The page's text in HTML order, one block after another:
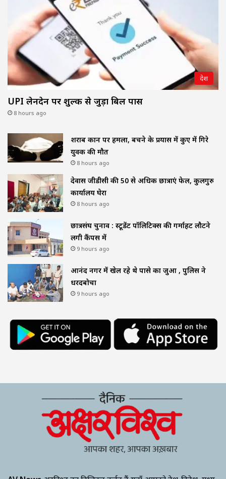
देश
UPI लेनदेन पर शुल्क से जुड़ा बिल पास
8 hours ago
शराब दुकान पर हमला, बचने के प्रयास में कुए में गिरे
युवक की मौत
8 hours ago
देवास जीडीसी की 50 से अधिक छात्राएं फेल, कुलगुरु
कार्यालय घेरा
8 hours ago
छात्रसंघ चुनाव : स्टूडेंट पॉलिटिक्स की गर्माहट लौटने
लगी कैंपस में
9 hours ago
आनंद नगर में खेल रहे थे पासे का जुआ , पुलिस ने
धरदबोचा
9 hours ago